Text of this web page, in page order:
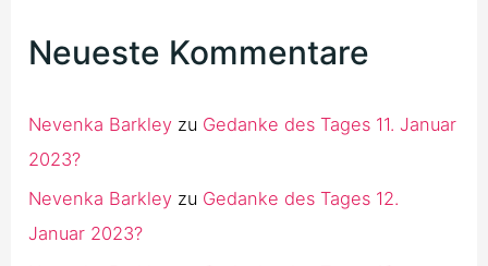
Neueste Kommentare
Nevenka Barkley zu Gedanke des Tages 11. Januar
2023?️
Nevenka Barkley zu Gedanke des Tages 12.
Januar 2023?️